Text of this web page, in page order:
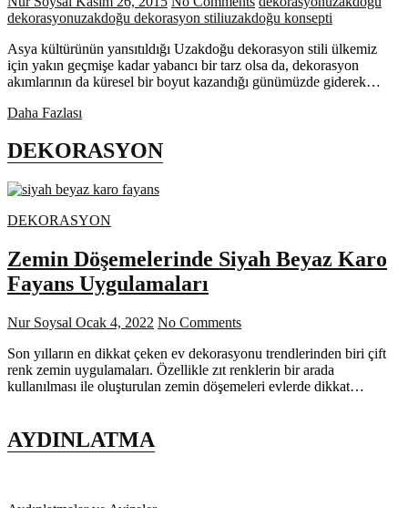
dekorasyonuzakdoğu dekorasyon stiliuzakdoğu konsepti
Asya kültürünün yansıtıldığı Uzakdoğu dekorasyon stili ülkemiz
için yakın geçmişe kadar yabancı bir tarz olsa da, dekorasyon
akımlarının da küresel bir boyut kazandığı günümüzde giderek…
Daha Fazlası
Doğu
Konsepti
DEKORASYON
DEKORASYON
Zemin Döşemelerinde Siyah Beyaz Karo
Fayans Uygulamaları
Nur Soysal Ocak 4, 2022 No Comments
Son yılların en dikkat çeken ev dekorasyonu trendlerinden biri çift
renk zemin uygulamaları. Özellikle zıt renklerin bir arada
kullanılması ile oluşturulan zemin döşemeleri evlerde dikkat…
AYDINLATMA